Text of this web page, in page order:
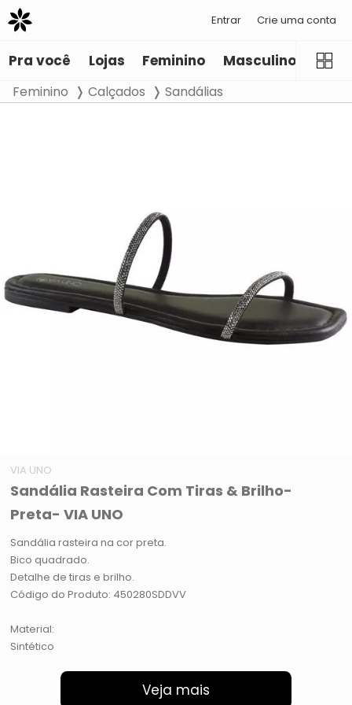
Entrar Crie uma conta
Pra você Lojas Feminino Masculino
Feminino Calçados Sandálias
VIA UNO
Sandália Rasteira Com Tiras & Brilho-
Preta- VIA UNO
Sandália rasteira na cor preta.
Bico quadrado.
Detalhe de tiras e brilho.
Código do Produto: 450280SDDVV
Material:
Sintético
Veja mais